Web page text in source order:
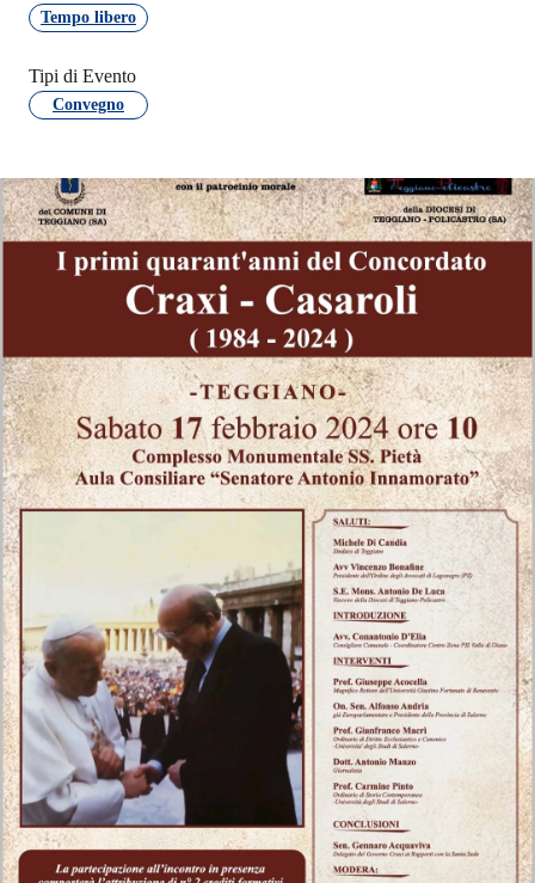
Tempo libero
Tipi di Evento
Convegno